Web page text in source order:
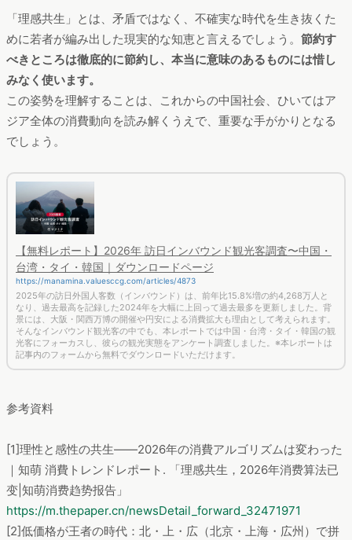
「理感共生」とは、矛盾ではなく、不確実な時代を生き抜くた
めに若者が編み出した現実的な知恵と言えるでしょう。 節約す
べきところは徹底的に節約し、本当に意味のあるものには惜し
みなく使います。
この姿勢を理解することは、これからの中国社会、ひいてはア
ジア全体の消費動向を読み解くうえで、重要な手がかりとなる
でしょう。
【無料レポート】2026年 訪日インバウンド観光客調査〜中国・
台湾・タイ・韓国｜ダウンロードページ
https://manamina.valuesccg.com/articles/4873
2025年の訪日外国人客数（インバウンド）は、前年比15.8%増の約4,268万人と
なり、過去最高を記録した2024年を大幅に上回って過去最多を更新しました。背
景には、大阪・関西万博の開催や円安による消費拡大も理由として考えられます。
そんなインバウンド観光客の中でも、本レポートでは中国・台湾・タイ・韓国の観
光客にフォーカスし、彼らの観光実態をアンケート調査しました。※本レポートは
記事内のフォームから無料でダウンロードいただけます。
参考資料
[1]理性と感性の共生――2026年の消費アルゴリズムは変わった
｜知萌 消費トレンドレポート. 「理感共生，2026年消费算法已
变|知萌消费趋势报告」
https://m.thepaper.cn/newsDetail_forward_32471971
[2]低価格が王者の時代：北・上・広（北京・上海・広州）で拼